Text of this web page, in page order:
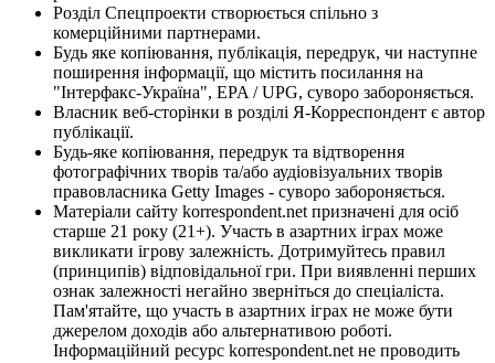
Розділ Спецпроекти створюється спільно з
комерційними партнерами.
Будь яке копіювання, публікація, передрук, чи наступне
поширення інформації, що містить посилання на
"Інтерфакс-Україна", EPA / UPG, суворо забороняється.
Власник веб-сторінки в розділі Я-Корреспондент є автор
публікації.
Будь-яке копіювання, передрук та відтворення
фотографічних творів та/або аудіовізуальних творів
правовласника Getty Images - суворо забороняється.
Матеріали сайту korrespondent.net призначені для осіб
старше 21 року (21+). Участь в азартних іграх може
викликати ігрову залежність. Дотримуйтесь правил
(принципів) відповідальної гри. При виявленні перших
ознак залежності негайно зверніться до спеціаліста.
Пам'ятайте, що участь в азартних іграх не може бути
джерелом доходів або альтернативою роботі.
Інформаційний ресурс korrespondent.net не проводить